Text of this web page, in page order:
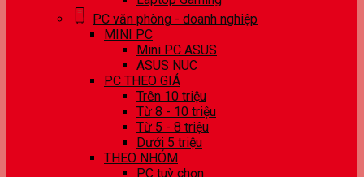
PC văn phòng - doanh nghiệp
MINI PC
Mini PC ASUS
ASUS NUC
PC THEO GIÁ
Trên 10 triệu
Từ 8 - 10 triệu
Từ 5 - 8 triệu
Dưới 5 triệu
THEO NHÓM
PC tuỳ chọn